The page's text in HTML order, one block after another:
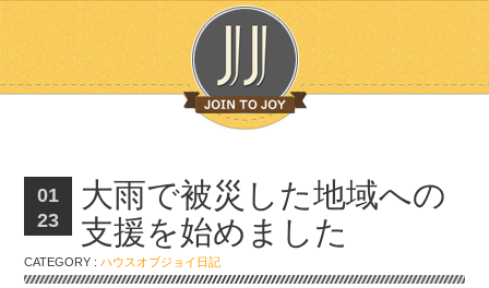
01
23
大雨で被災した地域への
支援を始めました
CATEGORY :ハウスオブジョイ日記